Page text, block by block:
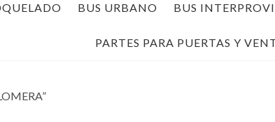
BUS URBANO BUS
PARTES PARA PUERTAS Y